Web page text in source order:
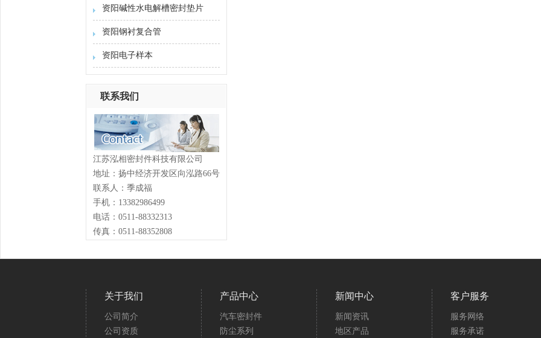
资阳碱性水电解槽密封垫片
资阳钢衬复合管
资阳电子样本
联系我们
江苏泓相密封件科技有限公司
地址：扬中经济开发区向泓路66号
联系人：季成福
手机：13382986499
电话：0511-88332313
传真：0511-88352808
关于我们
公司简介
公司资质
产品中心
汽车密封件
防尘系列
新闻中心
新闻资讯
地区产品
客户服务
服务网络
服务承诺